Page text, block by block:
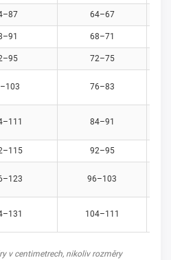
64–67
68–71
72–75
76–83
84–91
92–95
96–103
104–111
v centimetrech, nikoliv rozměry